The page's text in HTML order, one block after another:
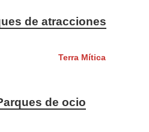
de atracciones
Terra Mítica
de ocio